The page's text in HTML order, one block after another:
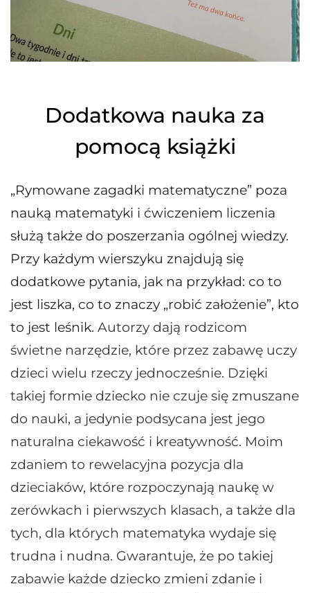
Dodatkowa nauka za
pomocą książki
„Rymowane zagadki matematyczne” poza
nauką matematyki i ćwiczeniem liczenia
służą także do poszerzania ogólnej wiedzy.
Przy każdym wierszyku znajdują się
dodatkowe pytania, jak na przykład: co to
jest liszka, co to znaczy „robić założenie”, kto
to jest leśnik. Autorzy dają rodzicom
świetne narzędzie, które przez zabawę uczy
dzieci wielu rzeczy jednocześnie. Dzięki
takiej formie dziecko nie czuje się zmuszane
do nauki, a jedynie podsycana jest jego
naturalna ciekawość i kreatywność. Moim
zdaniem to rewelacyjna pozycja dla
dzieciaków, które rozpoczynają naukę w
zerówkach i pierwszych klasach, a także dla
tych, dla których matematyka wydaje się
trudna i nudna. Gwarantuje, że po takiej
zabawie każde dziecko zmieni zdanie i